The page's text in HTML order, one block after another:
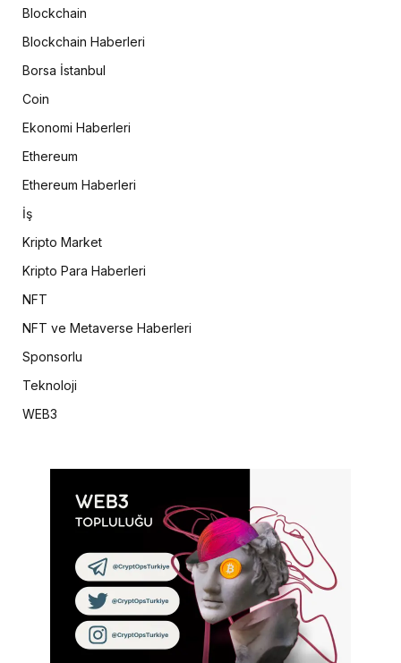
Blockchain
Blockchain Haberleri
Borsa İstanbul
Coin
Ekonomi Haberleri
Ethereum
Ethereum Haberleri
İş
Kripto Market
Kripto Para Haberleri
NFT
NFT ve Metaverse Haberleri
Sponsorlu
Teknoloji
WEB3